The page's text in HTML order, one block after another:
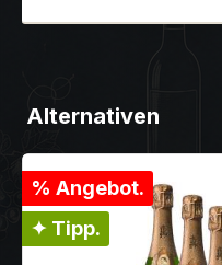
Alternativen
% Angebot.
✦ Tipp.